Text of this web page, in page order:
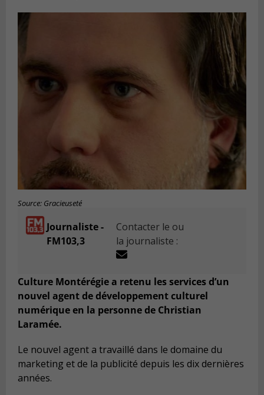
Source: Gracieuseté
Journaliste -
FM103,3
Contacter le ou
la journaliste :
Culture Montérégie a retenu les services d’un
nouvel agent de développement culturel
numérique en la personne de Christian
Laramée.
Le nouvel agent a travaillé dans le domaine du
marketing et de la publicité depuis les dix dernières
années.